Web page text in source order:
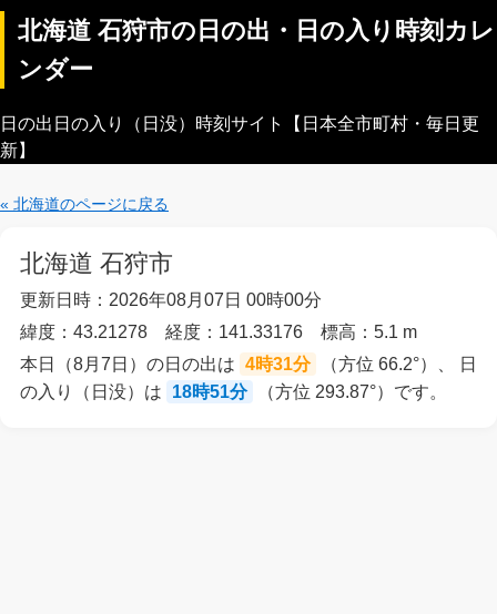
北海道 石狩市の日の出・日の入り時刻カレ
ンダー
日の出日の入り（日没）時刻サイト【日本全市町村・毎日更
新】
« 北海道のページに戻る
北海道 石狩市
更新日時：2026年08月07日 00時00分
緯度：43.21278 経度：141.33176 標高：5.1 m
本日（8月7日）の日の出は 4時31分
（方位 66.2°）、 日
の入り（日没）は
18時51分 （方位 293.87°）です。